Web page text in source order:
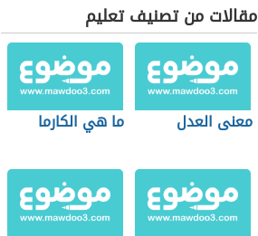
مقالات من تصنيف تعليم
معنى العدل ما هي الكارما